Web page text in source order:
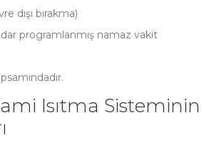
dışı bırakma)
programlanmış namaz vakit
Isıtma Sisteminin